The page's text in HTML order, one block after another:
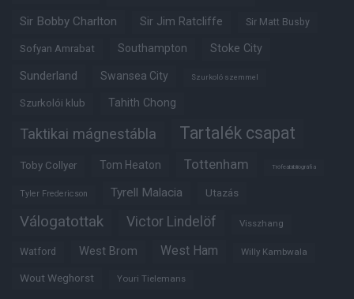
Sir Bobby Charlton Sir Jim Ratcliffe Sir Matt Busby
Sofyan Amrabat Southampton Stoke City
Sunderland Swansea City Szurkoló szemmel
Szurkolói klub Tahith Chong
Taktikai mágnestábla Tartalék csapat
Toby Collyer Tom Heaton Tottenham Trófeabibliográfia
Tyler Fredericson Tyrell Malacia Utazás
Válogatottak Victor Lindelöf Visszhang
Watford West Brom West Ham Willy Kambwala
Wout Weghorst Youri Tielemans